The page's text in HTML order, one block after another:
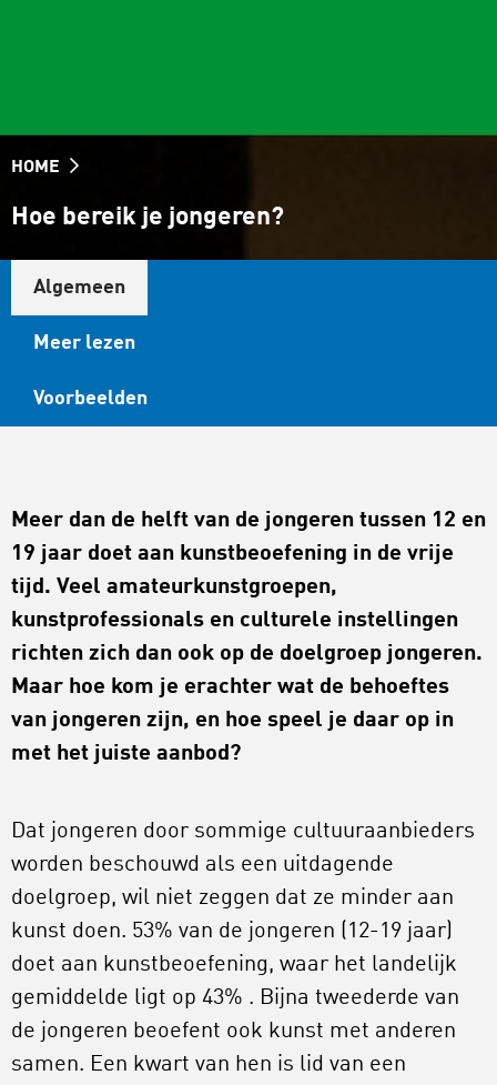
HOME
Hoe bereik je jongeren?
Algemeen
Meer lezen
Voorbeelden
Meer dan de helft van de jongeren tussen 12 en
19 jaar doet aan kunstbeoefening in de vrije
tijd. Veel amateurkunstgroepen,
kunstprofessionals en culturele instellingen
richten zich dan ook op de doelgroep jongeren.
Maar hoe kom je erachter wat de behoeftes
van jongeren zijn, en hoe speel je daar op in
met het juiste aanbod?
Dat jongeren door sommige cultuuraanbieders
worden beschouwd als een uitdagende
doelgroep, wil niet zeggen dat ze minder aan
kunst doen. 53% van de jongeren (12-19 jaar)
doet aan kunstbeoefening, waar het landelijk
gemiddelde ligt op 43% . Bijna tweederde van
de jongeren beoefent ook kunst met anderen
samen. Een kwart van hen is lid van een